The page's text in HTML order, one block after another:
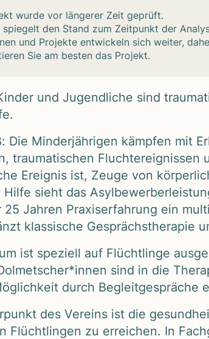
wurde vor län­ge­rer Zeit geprüft.
den Stand zum Zeit­punkt der
und Pro­jekte ent­wi­ckeln sich wei­ter,
Sie am bes­ten das Pro­jekt.
und Jugend­li­che sind
Die Min­der­jäh­ri­gen kämp­fen mit
trau­ma­ti­schen
Ereig­nis ist, Zeuge von
sieht das
Jah­ren Pra­xis­er­fah­rung ein
klas­si­sche Gesprächs­the­ra­pie
ist spe­zi­ell auf Flücht­linge
sind in die
durch Begleit­ge­sprä­che
des Ver­eins ist die
Flücht­lin­gen zu errei­chen. In